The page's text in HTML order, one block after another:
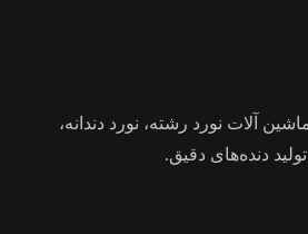
آلات نورد رشته، نورد دندانه،
دنده‌های دقیق.